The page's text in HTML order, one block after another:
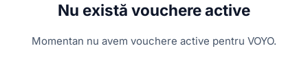
Nu există vouchere active
Momentan nu avem vouchere active pentru VOYO.